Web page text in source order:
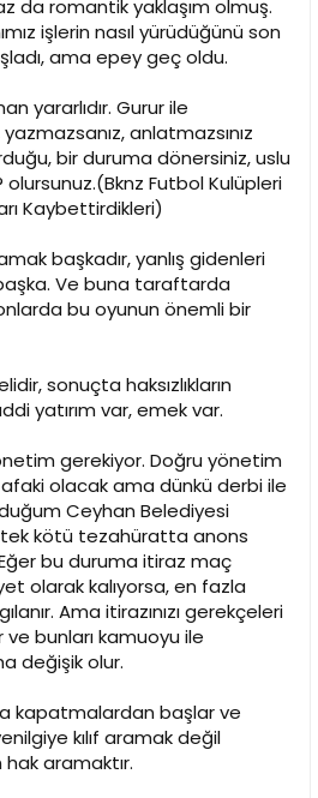
da romantik yaklaşım olmuş.
işlerin nasıl yürüdüğünü son
ama epey geç oldu.
yararlıdır. Gurur ile
anlatmazsınız
bir duruma dönersiniz, uslu
Futbol Kulüpleri
Kaybettirdikleri)
başkadır, yanlış gidenleri
Ve buna taraftarda
bu oyunun önemli bir
sonuçta haksızlıkların
yatırım var, emek var.
gerekiyor. Doğru yönetim
afaki olacak ama dünkü derbi ile
Ceyhan Belediyesi
tek kötü tezahüratta anons
Eğer bu duruma itiraz maç
olarak kalıyorsa, en fazla
Ama itirazınızı gerekçeleri
bunları kamuoyu ile
değişik olur.
kapatmalardan başlar ve
kılıf aramak değil
hak aramaktır.